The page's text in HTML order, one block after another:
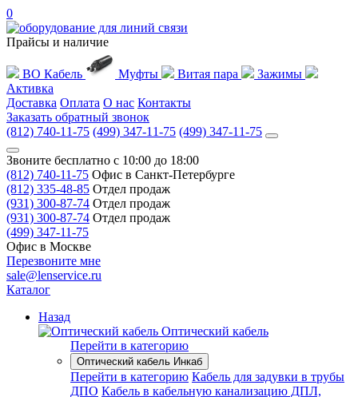
0
Прайсы и наличие
ВО Кабель Муфты Витая пара
Зажимы
Активка
Доставка Оплата О нас Контакты
Заказать обратный звонок
(812) 740-11-75 (499) 347-11-75 (499) 347-11-75
Звоните бесплатно с 10:00 до 18:00
(812) 740-11-75 Офис в Санкт-Петербурге
(812) 335-48-85 Отдел продаж
(931) 300-87-74 Отдел продаж
(931) 300-87-74 Отдел продаж
(499) 347-11-75
Офис в Москве
Перезвоните мне
sale@lenservice.ru
Каталог
Назад
Оптический кабель
Перейти в категорию
Оптический кабель Инкаб
Перейти в категорию Кабель для задувки в трубы
ДПО Кабель в кабельную канализацию ДПЛ,